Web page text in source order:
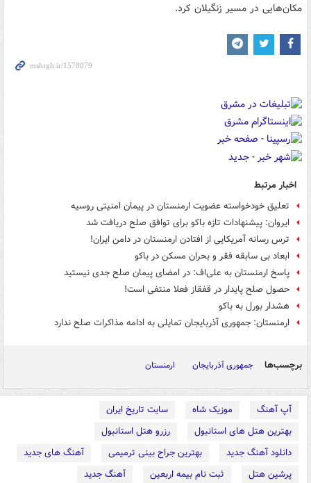
مکان‌هایی در مسیر زنگیلان کرد.
اخبار مرتبط
تعلیق خودخواسته عضویت ارمنستان در پیمان امنیتی روسیه
ایروان: پیشنهادات تازه باکو برای توافق صلح دریافت شد
ترس رسانه آمریکایی از افتادن ارمنستان در دامن ایران!
ابعاد بی سابقه فقر و بحران مسکن در باکو
پاسخ ارمنستان به علی‌اف: در امضای پیمان صلح جدی نیستید
حصول صلح پایدار در قفقاز فعلا منتفی است!
هشدار بورل به باکو
ارمنستان: جمهوری آذربایجان تمایلی به ادامه مذاکرات صلح ندارد
برچسب‌ها جمهوری آذربایجان ارمنستان
آپ آهنگ موزیک شاه
سایت تاریخ ایران
بهترین هتل های استانبول
رزرو هتل استانبول
دانلود آهنگ جدید
بهترین جراح بینی ترمیمی
آهنگ های جدید
پرشین هتل
ثبت نام بیمه اربعین
آهنگ جدید